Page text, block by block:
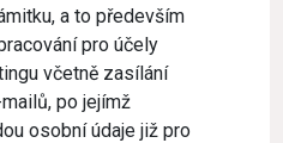
a to především
pro účely
včetně zasílání
po jejímž
osobní údaje již pro